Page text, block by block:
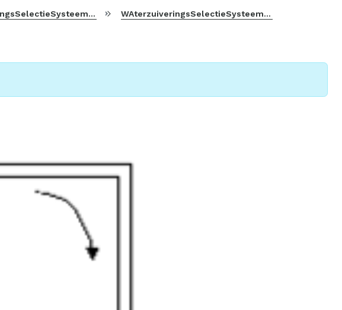
(WASS) WAterzuiveringsSelectieSysteem (WASS)